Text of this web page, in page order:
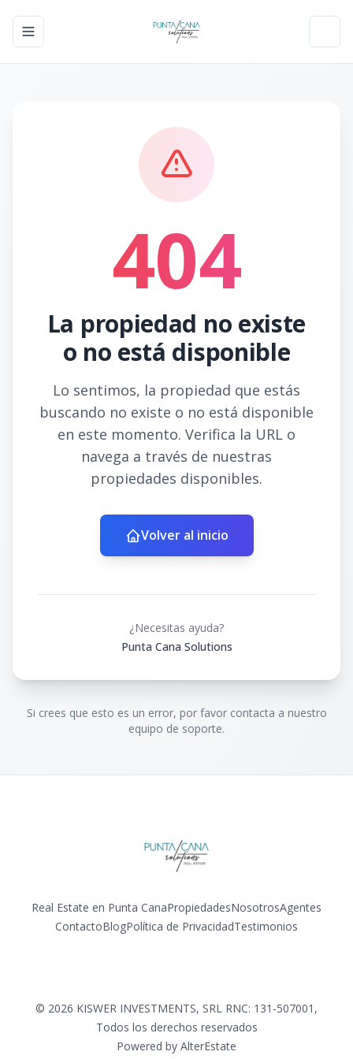
Toggle navigation menu
404
La propiedad no existe
o no está disponible
Lo sentimos, la propiedad que estás
buscando no existe o no está disponible
en este momento. Verifica la URL o
navega a través de nuestras
propiedades disponibles.
Volver al inicio
¿Necesitas ayuda?
Punta Cana Solutions
Si crees que esto es un error, por favor contacta a nuestro
equipo de soporte.
Real Estate en Punta CanaPropiedadesNosotrosAgentes
ContactoBlogPolítica de PrivacidadTestimonios
© 2026 KISWER INVESTMENTS, SRL RNC: 131-507001 ,
Todos los derechos reservados
Powered by AlterEstate